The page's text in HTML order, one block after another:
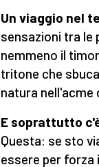
Un viaggio nel
sensazioni tra le
nemmeno il
tritone che
natura nell'acme
E soprattutto
Questa: se sto
essere per forza